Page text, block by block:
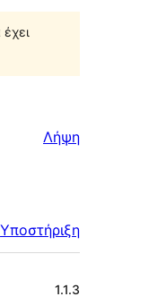
Λήψη
Υποστήριξη
1.1.3